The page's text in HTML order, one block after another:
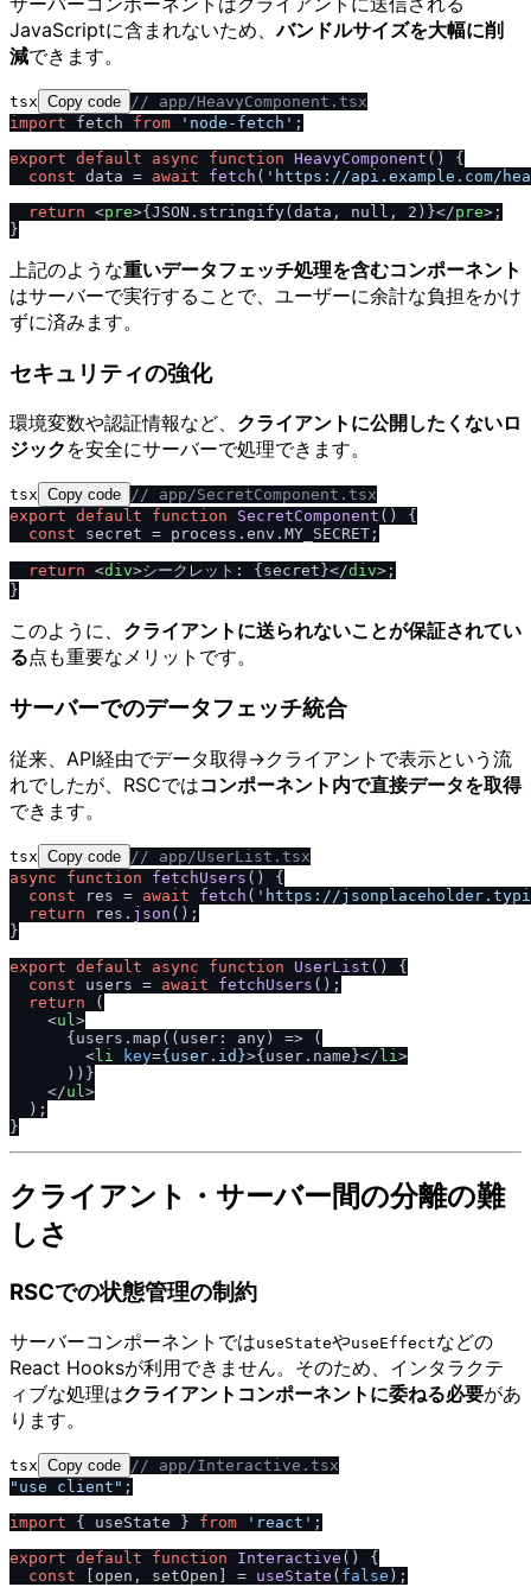
JavaScriptに含まれないため、バンドルサイズを大幅に削
減できます。
tsx Copy code / / app /HeavyComponent.tsx
import fetch from 'node-fetch' ;
export default async function HeavyComponent ( ) {
const data = await fetch ( 'https: / /api.example.com/
return <pre>{JSON.stringify(data, null, 2)}</pre> ;
上記のような重いデータフェッチ処理を含むコンポーネント
はサーバーで実行することで、ユーザーに余計な負担をかけ
ずに済みます。
セキュリティの強化
環境変数や認証情報など、 クライアントに公開したくないロ
ジック を安全にサーバーで処理できます。
tsx Copy code // app/SecretComponent.tsx
export default function SecretComponent ( ) {
const secret = process. env . MY_SECRET ;
return <div>シークレット: {secret}</div> ;
このように、 クライアントに送られないことが保証されてい
る点も重要なメリットです。
サーバーでのデータフェッチ統合
従来、API経由でデータ取得→クライアントで表示という流
れでしたが、RSCではコンポーネント内で直接データを取得
できます。
tsx Copy code / / app /UserList.tsx
async
function fetchUsers ( ) {
const res = await fetch ( 'https: / /
return res. json ();
}
export default async function UserList ( ) {
const users = await fetchUsers ();
return (
<ul >
      {users.map((user: any) => (
<li key={user.id}>{user.name}</ li >
      ))}
</ul >
  );
クライアント・サーバー間の分離の難
しさ
RSCでの状態管理の制約
サーバーコンポーネントではuseStateやuseEffectなどの
React Hooksが利用できません。そのため、インタラクテ
ィブな処理はクライアントコンポーネントに委ねる必要があ
ります。
tsx Copy code // app/Interactive.tsx
"use client" ;
import { useState } from 'react' ;
export default function Interactive ( ) {
const [open, setOpen] = useState ( false );